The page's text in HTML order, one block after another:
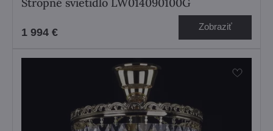
1 994 € Zobraziť